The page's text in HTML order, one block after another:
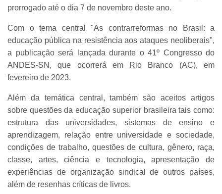
prorrogado até o dia 7 de novembro deste ano.
Com o tema central "As contrarreformas no Brasil: a
educação pública na resistência aos ataques neoliberais",
a publicação será lançada durante o 41º Congresso do
ANDES-SN, que ocorrerá em Rio Branco (AC), em
fevereiro de 2023.
Além da temática central, também são aceitos artigos
sobre questões da educação superior brasileira tais como:
estrutura das universidades, sistemas de ensino e
aprendizagem, relação entre universidade e sociedade,
condições de trabalho, questões de cultura, gênero, raça,
classe, artes, ciência e tecnologia, apresentação de
experiências de organização sindical de outros países,
além de resenhas críticas de livros.